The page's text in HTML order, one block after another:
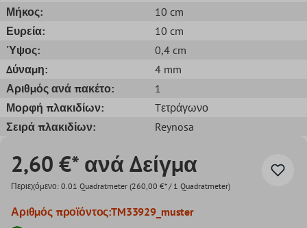
Μήκος:
10 cm
Ευρεία:
10 cm
Ύψος:
0,4 cm
Δύναμη:
4 mm
Αριθμός ανά πακέτο:
1
Μορφή πλακιδίων:
Tετράγωνο
Σειρά πλακιδίων:
Reynosa
2,60 €* ανά Δείγμα
Περιεχόμενο: 0.01 Quadratmeter (260,00 €* / 1 Quadratmeter)
Αριθμός προϊόντος:TM33929_muster